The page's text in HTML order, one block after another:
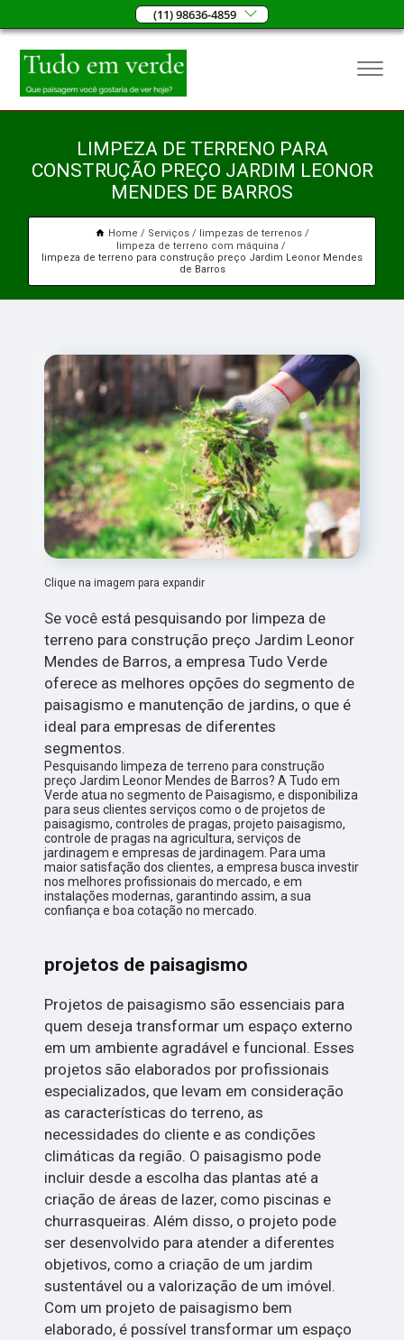
(11) 98636-4859
LIMPEZA DE TERRENO PARA
CONSTRUÇÃO PREÇO JARDIM LEONOR
MENDES DE BARROS
Home Serviços
limpezas de terrenos
limpeza de terreno com máquina
limpeza de terreno para construção preço Jardim Leonor Mendes
de Barros
Clique na imagem para expandir
Se você está pesquisando por limpeza de
terreno para construção preço Jardim Leonor
Mendes de Barros, a empresa Tudo Verde
oferece as melhores opções do segmento de
paisagismo e manutenção de jardins, o que é
ideal para empresas de diferentes
segmentos.
Pesquisando limpeza de terreno para construção
preço Jardim Leonor Mendes de Barros? A Tudo em
Verde atua no segmento de Paisagismo, e disponibiliza
para seus clientes serviços como o de projetos de
paisagismo, controles de pragas, projeto paisagismo,
controle de pragas na agricultura, serviços de
jardinagem e empresas de jardinagem. Para uma
maior satisfação dos clientes, a empresa busca investir
nos melhores profissionais do mercado, e em
instalações modernas, garantindo assim, a sua
confiança e boa cotação no mercado.
projetos de paisagismo
Projetos de paisagismo são essenciais para
quem deseja transformar um espaço externo
em um ambiente agradável e funcional. Esses
projetos são elaborados por profissionais
especializados, que levam em consideração
as características do terreno, as
necessidades do cliente e as condições
climáticas da região. O paisagismo pode
incluir desde a escolha das plantas até a
criação de áreas de lazer, como piscinas e
churrasqueiras. Além disso, o projeto pode
ser desenvolvido para atender a diferentes
objetivos, como a criação de um jardim
sustentável ou a valorização de um imóvel.
Com um projeto de paisagismo bem
elaborado, é possível transformar um espaço